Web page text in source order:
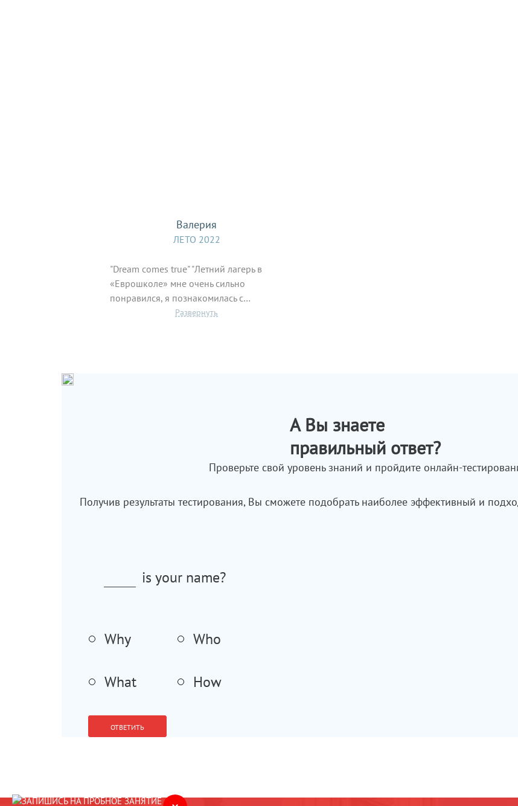
Валерия
ЛЕТО 2022
"Dream comes true" "Летний лагерь в
«Еврошколе» мне очень сильно
понравился, я познакомилась с…
А Вы знаете
правильный ответ?
Проверьте свой уровень знаний и пройдите онлайн-
Получив результаты тестирования, Вы сможете подобрать наиболее эффективный и
is your name?
Why Who
What How
ОТВЕТИТЬ